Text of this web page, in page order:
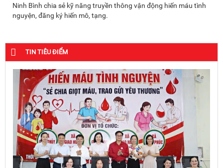
Ninh Bình chia sẻ kỹ năng truyền thông vận động hiến máu tình
nguyện, đăng ký hiến mô, tạng.
TIN TIÊU ĐIỂM